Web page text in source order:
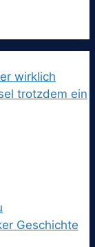
wirklich
trotzdem ein
Geschichte